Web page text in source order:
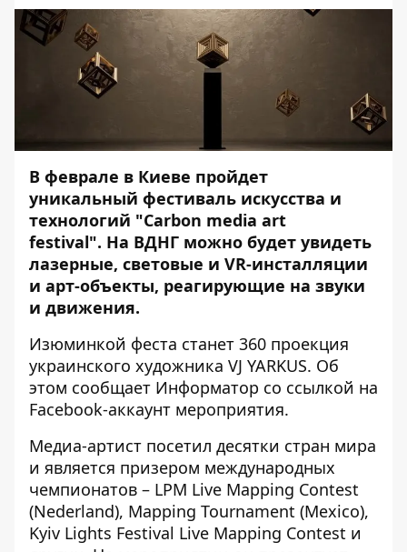
В феврале в Киеве пройдет
уникальный фестиваль искусства и
технологий "Carbon media art
festival". На ВДНГ можно будет увидеть
лазерные, световые и VR-инсталляции
и арт-объекты, реагирующие на звуки
и движения.
Изюминкой феста станет 360 проекция
украинского художника VJ YARKUS. Об
этом сообщает Информатор со ссылкой на
Facebook-аккаунт мероприятия.
Медиа-артист посетил десятки стран мира
и является призером международных
чемпионатов – LPM Live Mapping Contest
(Nederland), Mapping Tournament (Mexico),
Kyiv Lights Festival Live Mapping Contest и